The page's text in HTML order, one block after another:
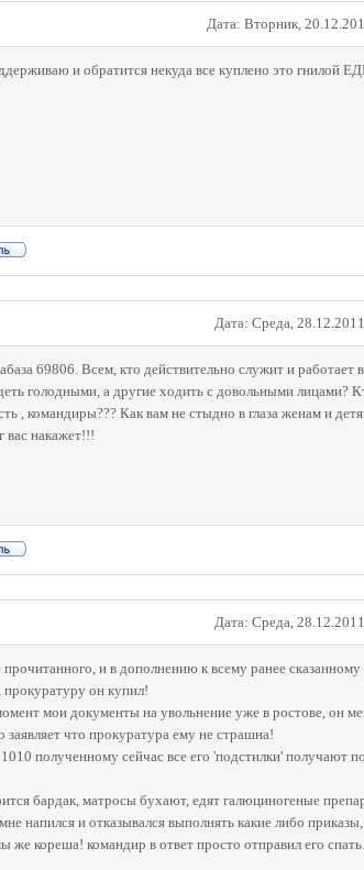
Дата: Вторник,
и обратится некуда все куплено это гнилой
Дата: Среда,
69806. Всем, кто действительно служит и
голодными, а другие ходить с довольными лицами?
, командиры??? Как вам не стыдно в глаза женам и
вас накажет!!!
Дата: Среда,
прочитанного, и в дополнению к всему ранее
прокуратуру он купил!
мои документы на увольнение уже в ростове, он
заявляет что прокуратура ему не страшна!
полученному сейчас все его 'подстилки' получают
бардак, матросы бухают, едят галюциногеные
напился и отказывался выполнять какие либо
же кореша! командир в ответ просто отправил его